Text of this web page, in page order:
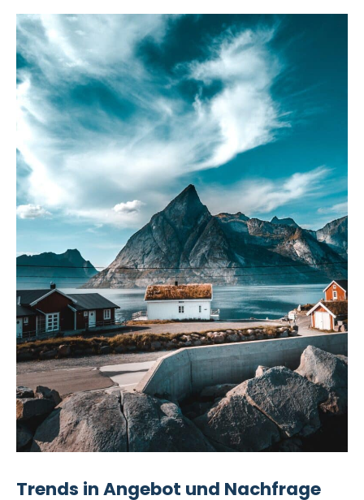
Trends in Angebot und Nachfrage